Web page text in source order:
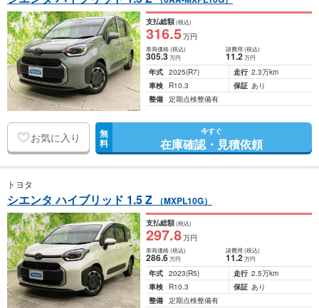
支払総額(税込)
316.5万円
車両価格(税込)
305.3万円
諸費用 (税込)
11.2 万円
年式 2025(R7) 走行 2.3万km
車検
R10.3 保証 あり
整備 定期点検整備有
お気に入り 無
料
今すぐ
在庫確認・見積依頼
トヨタ
シエンタ ハイブリッド 1.5 Z （MXPL10G）
支払総額(税込)
297.8万円
車両価格(税込)
286.6万円
諸費用 (税込)
11.2 万円
年式 2023(R5) 走行 2.5万km
車検
R10.3 保証 あり
整備 定期点検整備有